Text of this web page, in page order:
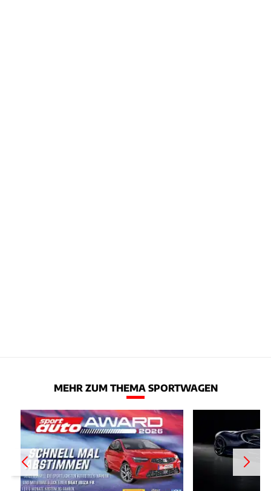
MEHR ZUM THEMA SPORTWAGEN